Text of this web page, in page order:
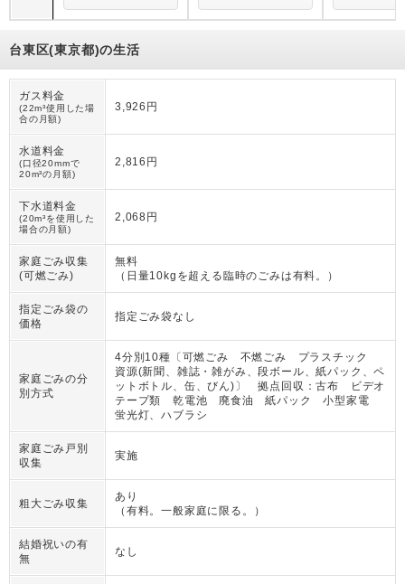
台東区(東京都)の生活
ガス料金
(22m³使用した場
合の月額)
3,926円
水道料金
(口径20mmで
20m³の月額)
2,816円
下水道料金
(20m³を使用した
場合の月額)
2,068円
家庭ごみ収集
(可燃ごみ)
無料
（ 日量10kgを超える臨時のごみは有料。 ）
指定ごみ袋の
価格
指定ごみ袋なし
家庭ごみの分
別方式
4分別10種〔可燃ごみ 不燃ごみ プラスチック
資源(新聞、雑誌・雑がみ、段ボール、紙パック、ペ
ットボトル、缶、びん)〕 拠点回収：古布 ビデオ
テープ類 乾電池 廃食油 紙パック 小型家電
蛍光灯、ハブラシ
家庭ごみ戸別
収集
実施
粗大ごみ収集
あり
（ 有料。一般家庭に限る。 ）
結婚祝いの有
無
なし